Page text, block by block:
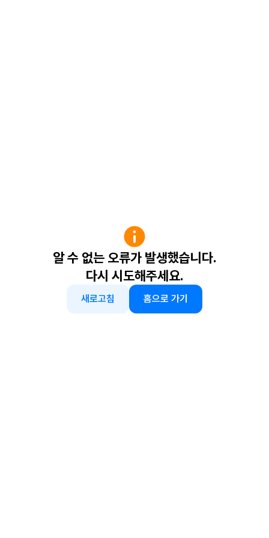
알 수 없는 오류가 발생했습니다.
다시 시도해주세요.
새로고침 홈으로 가기